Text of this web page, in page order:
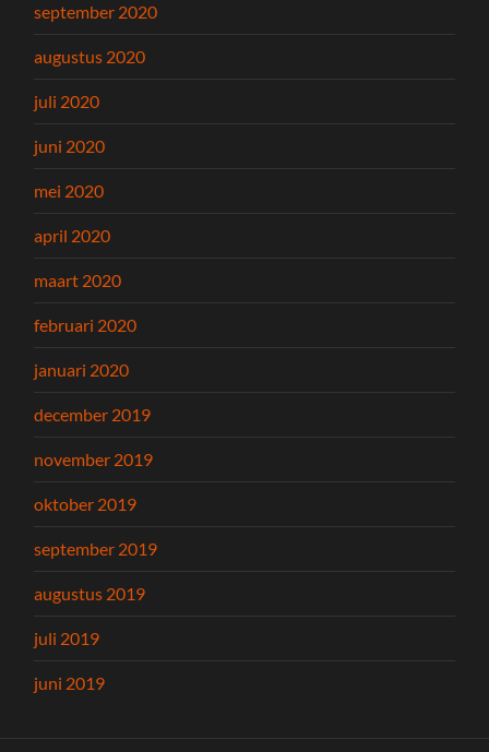
september 2020
augustus 2020
juli 2020
juni 2020
mei 2020
april 2020
maart 2020
februari 2020
januari 2020
december 2019
november 2019
oktober 2019
september 2019
augustus 2019
juli 2019
juni 2019